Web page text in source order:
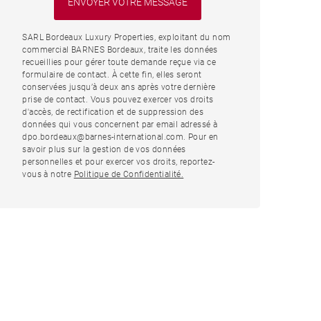
SARL Bordeaux Luxury Properties, exploitant du nom
commercial BARNES Bordeaux, traite les données
recueillies pour gérer toute demande reçue via ce
formulaire de contact. À cette fin, elles seront
conservées jusqu’à deux ans après votre dernière
prise de contact. Vous pouvez exercer vos droits
d'accès, de rectification et de suppression des
données qui vous concernent par email adressé à
dpo.bordeaux@barnes-international.com. Pour en
savoir plus sur la gestion de vos données
personnelles et pour exercer vos droits, reportez-
vous à notre Politique de Confidentialité.